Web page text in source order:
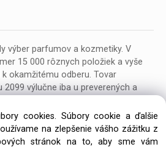
výber parfumov a kozmetiky. V
15 000 rôznych položiek a vyše
okamžitému odberu. Tovar
výlučne iba u preverených a
cookies. Súbory cookie a ďalšie
na zlepšenie vášho zážitku z
stránok na to, aby sme vám